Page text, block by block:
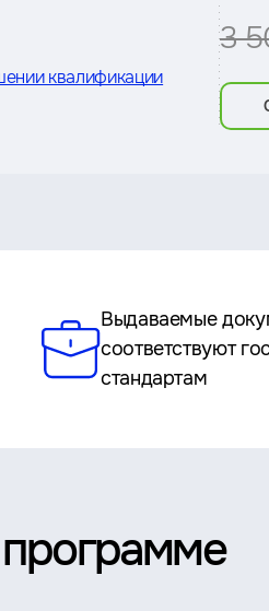
квалификации
3
Выдаваемые
соответствуют
стандартам